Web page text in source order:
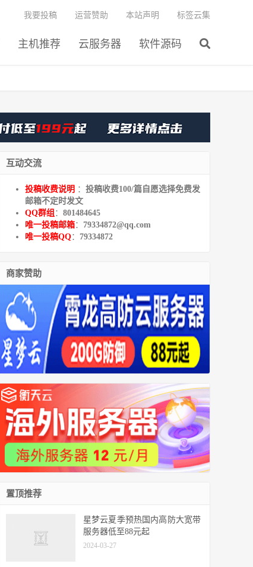
主机推荐 云服务器 软件源码
我要投稿 运营赞助 本站声明 标签云集
互动交流
投稿收费说明 ： 投稿收费100/篇自愿选择免费发
邮箱不定时发文
QQ群组 ： 801484645
唯一投稿邮箱： 79334872@qq.com
唯一投稿QQ： 79334872
商家赞助
置顶推荐
星梦云夏季预热国内高防大宽带
服务器低至88元起
2024-03-27